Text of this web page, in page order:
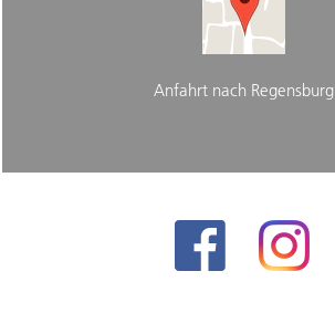
Anfahrt nach Regensburg